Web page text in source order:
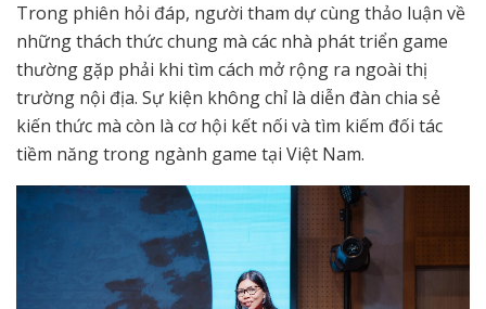
Trong phiên hỏi đáp, người tham dự cùng thảo luận về
những thách thức chung mà các nhà phát triển game
thường gặp phải khi tìm cách mở rộng ra ngoài thị
trường nội địa. Sự kiện không chỉ là diễn đàn chia sẻ
kiến thức mà còn là cơ hội kết nối và tìm kiếm đối tác
tiềm năng trong ngành game tại Việt Nam.